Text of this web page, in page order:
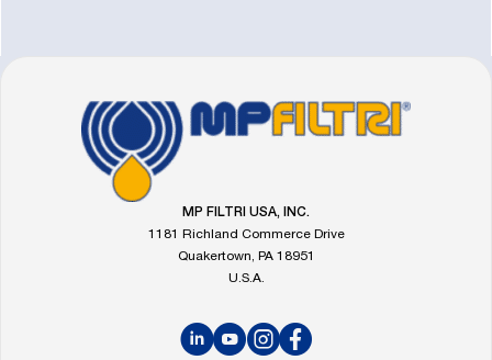
FOOTER
Go
to
the
MP FILTRI USA, INC.
1181 Richland Commerce Drive
Quakertown, PA 18951
U.S.A.
LinkedInYouTubeInstagramFacebook